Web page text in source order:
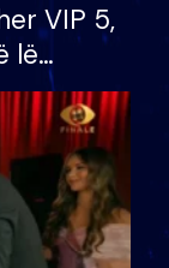
VIP 5,
lë
për